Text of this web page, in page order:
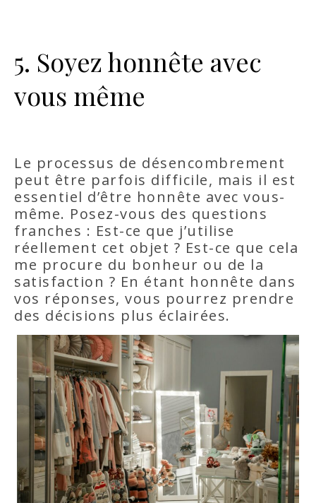
5. Soyez honnête avec
vous même
Le processus de désencombrement
peut être parfois difficile, mais il est
essentiel d’être honnête avec vous-
même. Posez-vous des questions
franches : Est-ce que j’utilise
réellement cet objet ? Est-ce que cela
me procure du bonheur ou de la
satisfaction ? En étant honnête dans
vos réponses, vous pourrez prendre
des décisions plus éclairées.